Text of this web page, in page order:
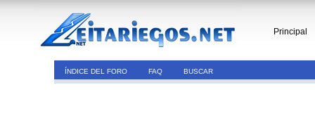
Principal
ÍNDICE DEL FORO FAQ BUSCAR